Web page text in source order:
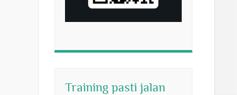
Training pasti jalan